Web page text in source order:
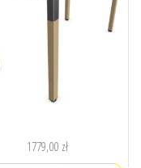
1779,00 zł